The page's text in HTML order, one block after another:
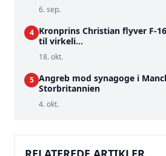
6. sep.
4 Kronprins Christian flyver F-
til virkeli...
18. okt.
5 Angreb mod synagoge i
Storbritannien
4. okt.